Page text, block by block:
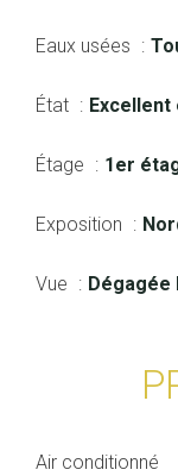
Eaux usées
État Excellent
Étage 1er
Exposition
Vue
Air conditionné